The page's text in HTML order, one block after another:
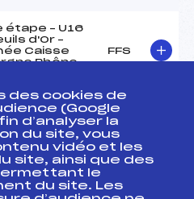
étape – U16
d'Or –
Caisse
Rhône
FFS
étape – U16
d'Or –
Caisse
Rhône
– Kassbohrer
FFS
étape – U16
d'Or –
des cookies de
(Google
d’analyser la
du site, vous
vidéo et les
site, ainsi que des
le
du site. Les